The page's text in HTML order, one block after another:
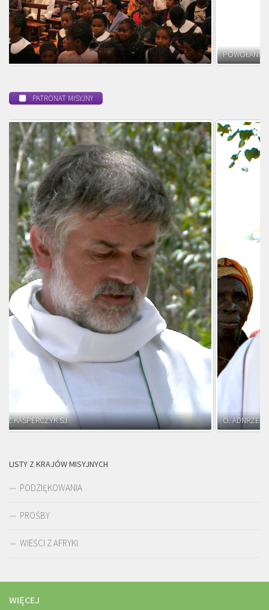
POWOŁANIE MISYJNE
PATRONAT MISYJNY
O. ADNRZEJ LEŚNIARA SJ
LISTY Z KRAJÓW MISYJNYCH
PODZIĘKOWANIA
PROŚBY
WIEŚCI Z AFRYKI
WIĘCEJ